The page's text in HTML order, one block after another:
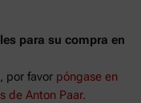
para su compra en
por favor póngase en
de Anton Paar.